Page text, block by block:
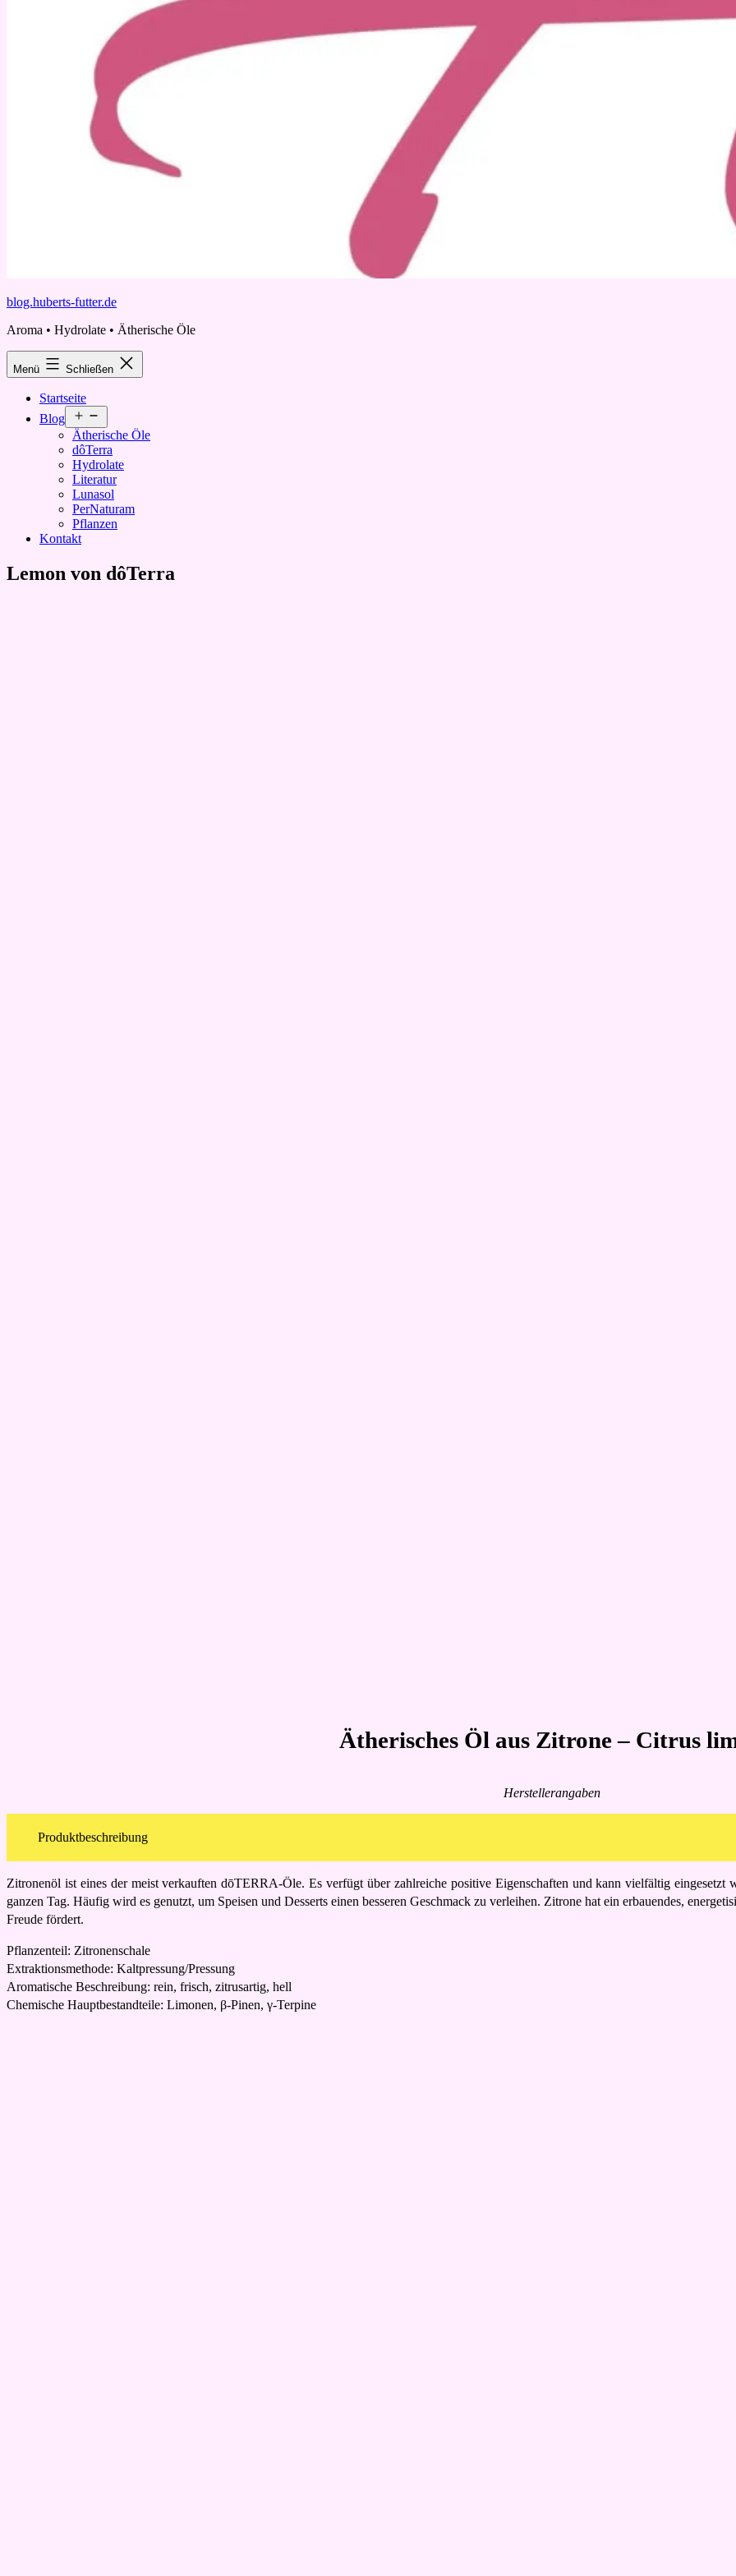
blog.huberts-futter.de
Aroma • Hydrolate • Ätherische Öle
Menü Schließen
Startseite
Blog
öffnen
Ätherische Öle
dôTerra
Hydrolate
Literatur
Lunasol
PerNaturam
Pflanzen
Kontakt
Lemon von dôTerra
Ätherisches Öl aus Zitrone – Citrus
Herstellerangaben
Produktbeschreibung
Zitronenöl ist eines der meist verkauften dōTERRA-Öle. Es verfügt über zahlreiche positive Eigenschaften und kann vielfältig
ganzen Tag. Häufig wird es genutzt, um Speisen und Desserts einen besseren Geschmack zu verleihen. Zitrone hat ein erbauendes,
Freude fördert.
Pflanzenteil: Zitronenschale
Extraktionsmethode: Kaltpressung/Pressung
Aromatische Beschreibung: rein, frisch, zitrusartig, hell
Chemische Hauptbestandteile: Limonen, β-Pinen, γ-Terpine